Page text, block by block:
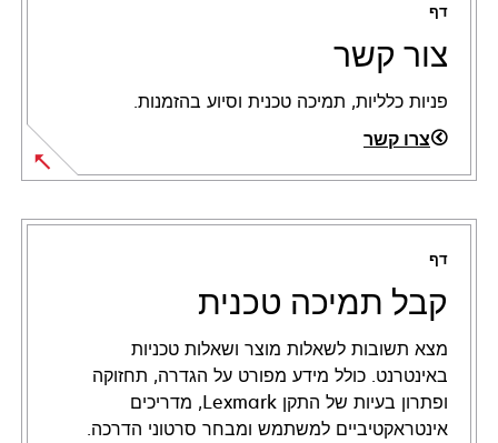
דף
צור קשר
פניות כלליות, תמיכה טכנית וסיוע בהזמנות.
צרו קשר
דף
קבל תמיכה טכנית
מצא תשובות לשאלות מוצר ושאלות טכניות
באינטרנט. כולל מידע מפורט על הגדרה, תחזוקה
ופתרון בעיות של התקן Lexmark, מדריכים
אינטראקטיביים למשתמש ומבחר סרטוני הדרכה.